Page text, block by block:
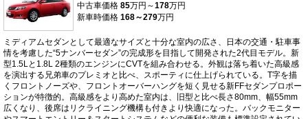
中古車価格 85万円～178万円
新車時価格 168～279万円
ミディアムセダンとして最適なサイズと十分な室内の広さ、日本の交通・駐車事
情を考慮した“5ナンバーセダン”の完成形を目指して開発された2代目モデル。新
型1.5Lと1.8L 2種類のエンジンにCVTを組み合わせる。外観は落ち着いた高級感
を演出する兄弟車のプレミオと比べ、スポーティに仕上げられている。T字を描
くフロントノーズや、フロントオーバーハングを短く見せる新FFセダンプロポー
ションが特徴的。高級感をより高めた室内は、旧型と比べ長さ80mm、幅55mm
広くなり、後席はリクライニング機構も付きより快適になった。バックモニター